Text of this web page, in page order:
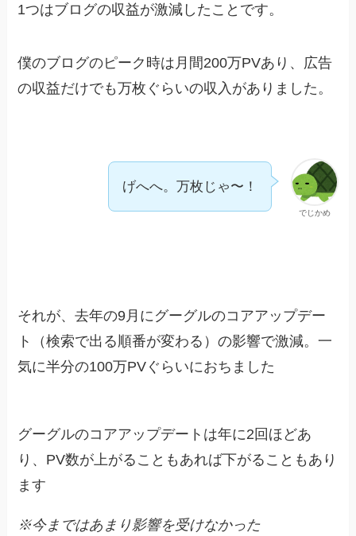
1つはブログの収益が激減したことです。
僕のブログのピーク時は月間200万PVあり、広告
の収益だけでも万枚ぐらいの収入がありました。
でじかめ
げへへ。万枚じゃ〜！
それが、去年の9月にグーグルのコアアップデー
ト（検索で出る順番が変わる）の影響で激減。一
気に半分の100万PVぐらいにおちました
グーグルのコアアップデートは年に2回ほどあ
り、PV数が上がることもあれば下がることもあり
ます
※今まではあまり影響を受けなかった